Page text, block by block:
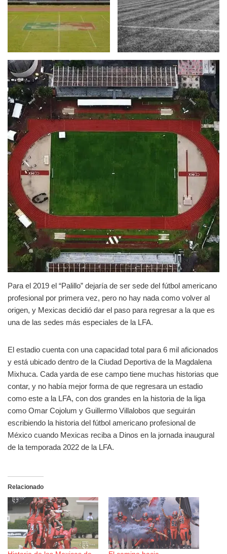
Para el 2019 el “Palillo” dejaría de ser sede del fútbol americano
profesional por primera vez, pero no hay nada como volver al
origen, y Mexicas decidió dar el paso para regresar a la que es
una de las sedes más especiales de la LFA.
El estadio cuenta con una capacidad total para 6 mil aficionados
y está ubicado dentro de la Ciudad Deportiva de la Magdalena
Mixhuca. Cada yarda de ese campo tiene muchas historias que
contar, y no había mejor forma de que regresara un estadio
como este a la LFA, con dos grandes en la historia de la liga
como Omar Cojolum y Guillermo Villalobos que seguirán
escribiendo la historia del fútbol americano profesional de
México cuando Mexicas reciba a Dinos en la jornada inaugural
de la temporada 2022 de la LFA.
Relacionado